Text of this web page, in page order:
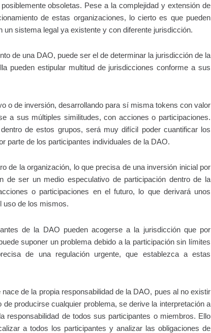
obsoletas. Pese a la complejidad y extensión de
de estas organizaciones, lo cierto es que pueden
sistema legal ya existente y con diferente jurisdicción.
de una DAO, puede ser el de determinar la jurisdicción de la
pueden estipular multitud de jurisdicciones conforme a sus
o de inversión, desarrollando para sí misma tokens con valor
a sus múltiples similitudes, con acciones o participaciones.
de estos grupos, será muy difícil poder cuantificar los
parte de los participantes individuales de la DAO.
de la organización, lo que precisa de una inversión inicial por
de ser un medio especulativo de participación dentro de la
o participaciones en el futuro, lo que derivará unos
uso de los mismos.
de la DAO pueden acogerse a la jurisdicción que por
suponer un problema debido a la participación sin límites
de una regulación urgente, que establezca a estas
de la propia responsabilidad de la DAO, pues al no existir
producirse cualquier problema, se derive la interpretación a
responsabilidad de todos sus participantes o miembros. Ello
a todos los participantes y analizar las obligaciones de